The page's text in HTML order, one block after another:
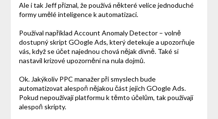
Ale i tak Jeff přiznal, že používá některé velice jednoduché
formy umělé inteligence k automatizaci.
Používal například Account Anomaly Detector – volně
dostupný skript GOogle Ads, který detekuje a upozorňuje
vás, když se účet najednou chová nějak divně. Také si
nastavil krizové upozornění na nula dojmů.
Ok. Jakýkoliv PPC manažer při smyslech bude
automatizovat alespoň nějakou část jejich GOogle Ads.
Pokud nepoužívají platformu k těmto účelům, tak používají
alespoň skripty.